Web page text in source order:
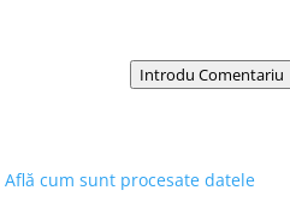
Introdu Comentariu
Află cum sunt procesate datele